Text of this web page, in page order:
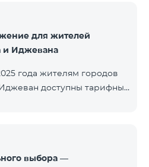
для жителей
и Иджевана
года жителям городов
доступны тарифные
на первые 6 месяцев
(12 месяцев).
выбора —